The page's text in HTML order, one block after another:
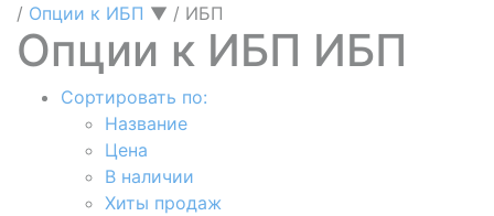
/ Опции к ИБП ▼ / ИБП
Опции к ИБП ИБП
Сортировать по:
Название
Цена
В наличии
Хиты продаж